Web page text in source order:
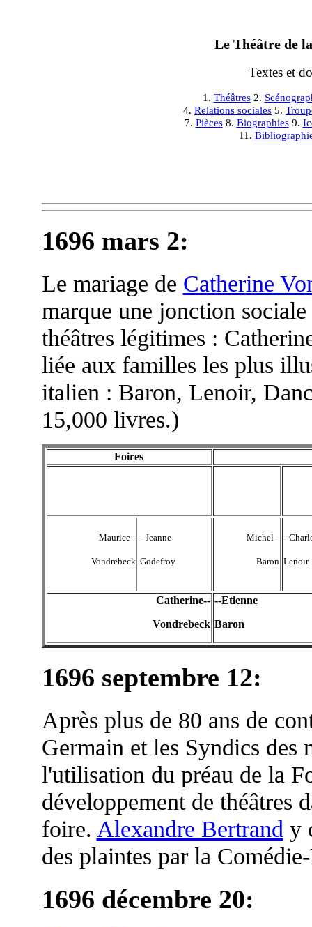
Le Théâtre de
Textes et
1. Théâtres2.
4. Relations sociales 5.
7. Pièces8. Biographies9.
11.
1696 mars 2:
Le mariage de Catherine
marque une jonction
théâtres légitimes :
liée aux familles les plus
italien : Baron, Lenoir,
15,000 livres.)
Foires
Maurice--
Vondrebeck
--Jeanne
Godefroy
Michel--
Baron
--
Lenoir
Catherine--
Vondrebeck
--Etienne
Baron
1696 septembre 12:
Après plus de 80 ans de
Germain et les Syndics des
l'utilisation du préau de la
développement de théâtres
foire. Alexandre Bertrand y
des plaintes par la
1696 décembre 20: